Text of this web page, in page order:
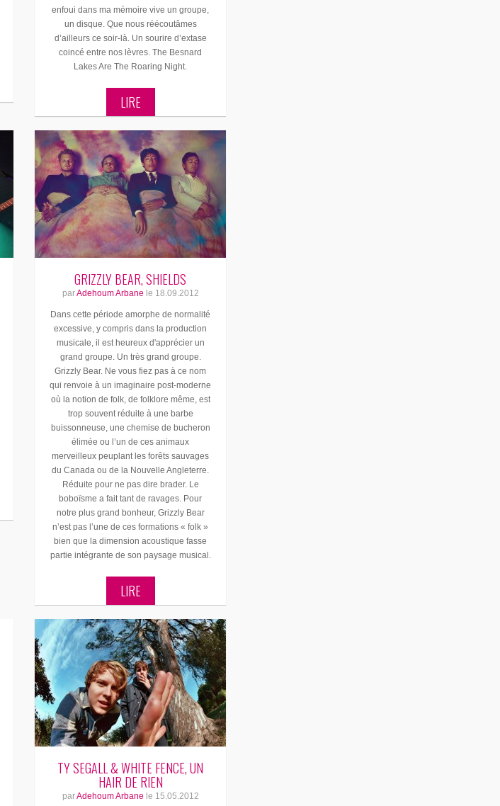
enfoui dans ma mémoire vive un groupe,
un disque. Que nous réécoutâmes
d’ailleurs ce soir-là. Un sourire d’extase
coincé entre nos lèvres. The Besnard
Lakes Are The Roaring Night.
LIRE
GRIZZLY BEAR, SHIELDS
parAdehoum Arbane le 18.09.2012
Dans cette période amorphe de normalité
excessive, y compris dans la production
musicale, il est heureux d'apprécier un
grand groupe. Un très grand groupe.
Grizzly Bear. Ne vous fiez pas à ce nom
qui renvoie à un imaginaire post-moderne
où la notion de folk, de folklore même, est
trop souvent réduite à une barbe
buissonneuse, une chemise de bucheron
élimée ou l’un de ces animaux
merveilleux peuplant les forêts sauvages
du Canada ou de la Nouvelle Angleterre.
Réduite pour ne pas dire brader. Le
boboïsme a fait tant de ravages. Pour
notre plus grand bonheur, Grizzly Bear
n’est pas l’une de ces formations « folk »
bien que la dimension acoustique fasse
partie intégrante de son paysage musical.
LIRE
TY SEGALL & WHITE FENCE, UN
HAIR DE RIEN
parAdehoum Arbane le 15.05.2012